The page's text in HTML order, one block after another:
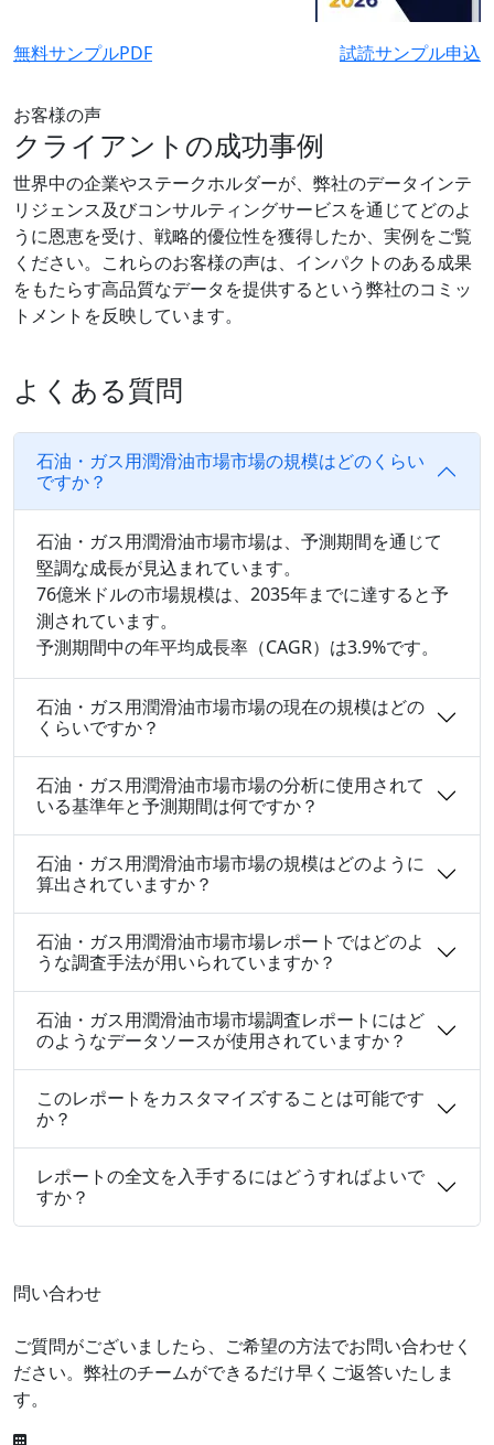
無料サンプルPDF 試読サンプル申込
お客様の声
クライアントの成功事例
世界中の企業やステークホルダーが、弊社のデータインテ
リジェンス及びコンサルティングサービスを通じてどのよ
うに恩恵を受け、戦略的優位性を獲得したか、実例をご覧
ください。これらのお客様の声は、インパクトのある成果
をもたらす高品質なデータを提供するという弊社のコミッ
トメントを反映しています。
よくある質問
石油・ガス用潤滑油市場市場の規模はどのくらい
ですか？
石油・ガス用潤滑油市場市場は、予測期間を通じて
堅調な成長が見込まれています。
76億米ドルの市場規模は、2035年までに達すると予
測されています。
予測期間中の年平均成長率（CAGR）は3.9%です。
石油・ガス用潤滑油市場市場の現在の規模はどの
くらいですか？
石油・ガス用潤滑油市場市場の分析に使用されて
いる基準年と予測期間は何ですか？
石油・ガス用潤滑油市場市場の規模はどのように
算出されていますか？
石油・ガス用潤滑油市場市場レポートではどのよ
うな調査手法が用いられていますか？
石油・ガス用潤滑油市場市場調査レポートにはど
のようなデータソースが使用されていますか？
このレポートをカスタマイズすることは可能です
か？
レポートの全文を入手するにはどうすればよいで
すか？
問い合わせ
ご質問がございましたら、ご希望の方法でお問い合わせく
ださい。弊社のチームができるだけ早くご返答いたしま
す。